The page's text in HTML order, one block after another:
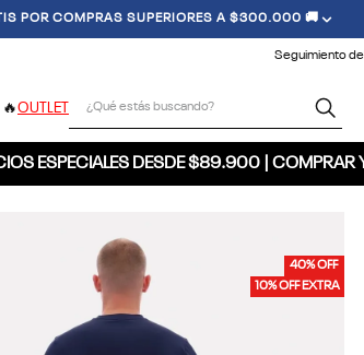
POR COMPRAS SUPERIORES A $300.000 🚚
Seguimiento
OUTLET
ESPECIALES DESDE $89.900 | COMPRAR
40% OFF
10% OFF EXTRA